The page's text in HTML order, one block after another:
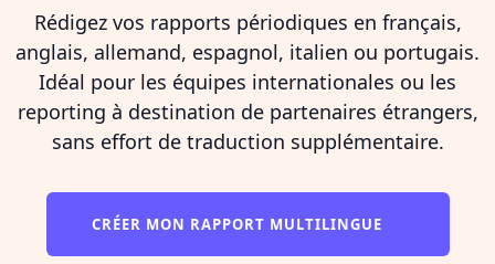
Rédigez vos rapports périodiques en français,
anglais, allemand, espagnol, italien ou portugais.
Idéal pour les équipes internationales ou les
reporting à destination de partenaires étrangers,
sans effort de traduction supplémentaire.
CRÉER MON RAPPORT MULTILINGUE